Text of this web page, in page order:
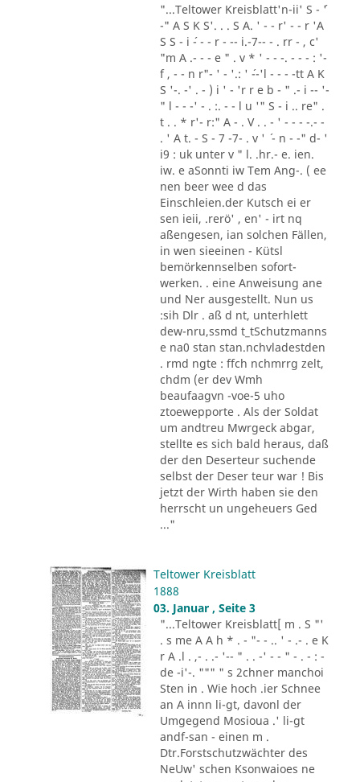
"...Teltower Kreisblatt'n-ii' S - ´'
-" A S K S'. . . S A. ' - - r' - - r 'A
S S - i ´- - - r - -- i.-7-- - . rr - , c'
"m A .- - - e " . v * ' - - -. - - - : '-
f , - - n r"- ' - '.: ' ´--'l - - - -tt A K
S '-. -' . - ) i ' - 'r r e b - " .- i -- '-
" l - - -' - . :. - - l u '" S - i .. re" .
t . . * r'- r:" A - . V . . - ' - - - -.- -
. ' A t. - S - 7 -7- . v ' ´ - n - -" d- '
i9 : uk unter v " l. .hr.- e. ien.
iw. e aSonnti iw Tem Ang-. ( ee
nen beer wee d das
Einschleien.der Kutsch ei er
sen ieii, .rerö' , en' - irt nq
aßengesen, ian solchen Fällen,
in wen sieeinen - Kütsl
bemörkennselben sofort-
werken. . eine Anweisung ane
und Ner ausgestellt. Nun us
:sih Dlr . aß d nt, unterhlett
dew-nru,ssmd t_tSchutzmanns
e na0 stan stan.nchvladestden
. rmd ngte : ffch nchmrrg zelt,
chdm (er dev Wmh
beaufaagvn -voe-5 uho
ztoewepporte . Als der Soldat
um andtreu Mwrgeck abgar,
stellte es sich bald heraus, daß
der den Deserteur suchende
selbst der Deser teur war ! Bis
jetzt der Wirth haben sie den
herrscht un ungeheuers Ged
..."
Teltower Kreisblatt
1888
03. Januar , Seite 3
"...Teltower Kreisblatt[ m . S "'
. s me A A h * . - "- - .. ' - .- . e K
r A .l . ,- . .- '-- " . . -' - - " - . - : -
de -i'-. """ " s 2chner manchoi
Sten in . Wie hoch .ier Schnee
an A innn li-gt, davonl der
Umgegend Mosioua .' li-gt
andf-san - einen m .
Dtr.Forstschutzwächter des
NeUw' schen Ksonwaioes ne